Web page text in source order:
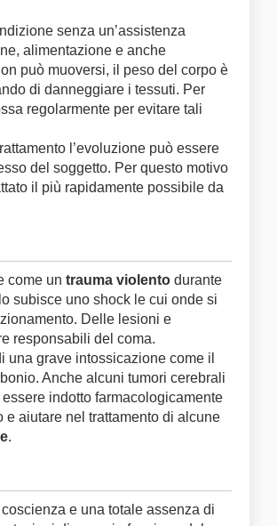
senza un’assistenza
alimentazione e anche
può muoversi, il peso del corpo è
di danneggiare i tessuti. Per
regolarmente per evitare tali
l’evoluzione può essere
del soggetto. Per questo motivo
il più rapidamente possibile da
come un trauma violento durante
subisce uno shock le cui onde si
Delle lesioni e
responsabili del coma.
una grave intossicazione come il
Anche alcuni tumori cerebrali
indotto farmacologicamente
aiutare nel trattamento di alcune
.
e una totale assenza di